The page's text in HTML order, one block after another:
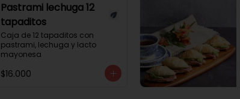
Pastrami lechuga 12
tapaditos
Caja de 12 tapaditos con
pastrami, lechuga y lacto
mayonesa
$16.000